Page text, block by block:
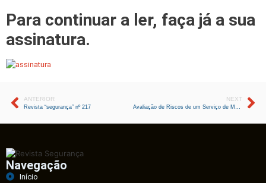
Para continuar a ler, faça já a sua
assinatura.
ANTERIOR
Revista “segurança” nº 217
NEXT
Avaliação de Riscos de um Serviço de Medicina Nuclear
Navegação
Início